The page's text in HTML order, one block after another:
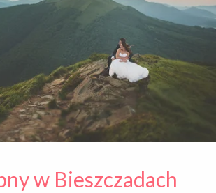
BLOG
Autorskie Projekty
Oferty
KONTAKT
w Bieszczadach